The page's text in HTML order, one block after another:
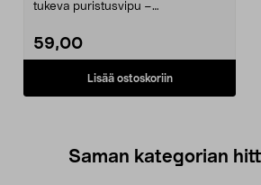
tukeva puristusvipu –
59,00
Lisää ostoskoriin
Saman kategorian